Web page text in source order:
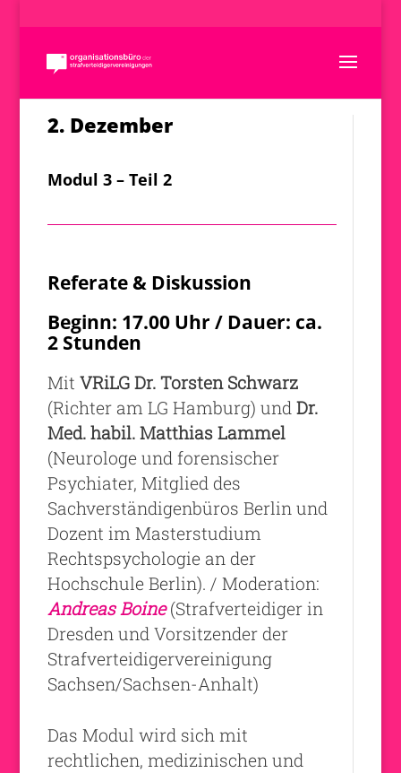
2. Dezember
Modul 3 – Teil 2
Referate & Diskussion
Beginn: 17.00 Uhr / Dauer: ca.
2 Stunden
Mit VRiLG Dr. Torsten Schwarz
(Richter am LG Hamburg) und Dr.
Med. habil. Matthias Lammel
(Neurologe und forensischer
Psychiater, Mitglied des
Sachverständigenbüros Berlin und
Dozent im Masterstudium
Rechtspsychologie an der
Hochschule Berlin). / Moderation:
Andreas Boine(Strafverteidiger in
Dresden und Vorsitzender der
Strafverteidigervereinigung
Sachsen/Sachsen-Anhalt)
Das Modul wird sich mit
rechtlichen, medizinischen und